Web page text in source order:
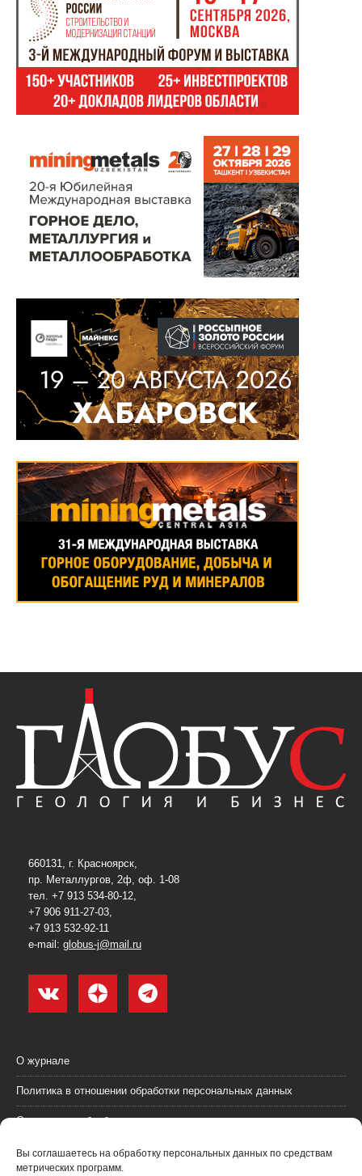
Вы соглашаетесь на обработку персональных данных по средствам
метрических программ.
660131, г. Красноярск,
пр. Металлургов, 2ф, оф. 1-08
тел. +7 913 534-80-12,
+7 906 911-27-03,
+7 913 532-92-11
e-mail: globus-j@mail.ru
О журнале
Политика в отношении обработки персональных данных
Согласие на обработку персональных данных
Пользовательское соглашение (оферта)